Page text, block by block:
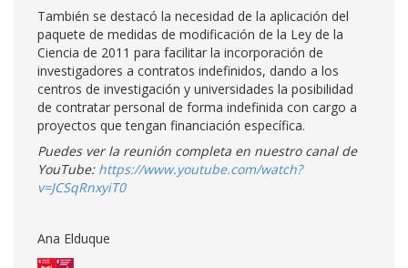
También se destacó la necesidad de la aplicación del
paquete de medidas de modificación de la Ley de la
Ciencia de 2011 para facilitar la incorporación de
investigadores a contratos indefinidos, dando a los
centros de investigación y universidades la posibilidad
de contratar personal de forma indefinida con cargo a
proyectos que tengan financiación específica.
Puedes ver la reunión completa en nuestro canal de
YouTube: https://www.youtube.com/watch?
v=JCSqRnxyiT0
Ana Elduque